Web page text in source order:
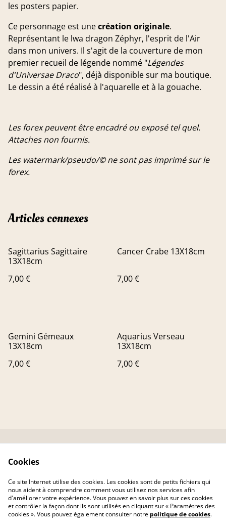
les posters papier.
Ce personnage est unecréation originale.
Représentant le lwa dragon Zéphyr, l'esprit de l'Air
dans mon univers. Il s'agit de la couverture de mon
premier recueil de légende nommé "Légendes
d'Universae Draco", déjà disponible sur ma boutique.
Le dessin a été réalisé à l'aquarelle et à la gouache.
Les forex peuvent être encadré ou exposé tel quel.
Attaches non fournis.
Les watermark/pseudo/© ne sont pas imprimé sur le
forex.
Articles connexes
Sagittarius Sagittaire
13X18cm
7,00 €
Cancer Crabe 13X18cm
7,00 €
Gemini Gémeaux
13X18cm
7,00 €
Aquarius Verseau
13X18cm
7,00 €
confidentialité
Politique de cookies
Cookies
Ce site Internet utilise des cookies. Les cookies sont de petits fichiers qui
nous aident à comprendre comment vous utilisez nos services afin
d'améliorer votre expérience. Vous pouvez en savoir plus sur ces cookies
et contrôler la façon dont ils sont utilisés en cliquant sur « Paramètres des
cookies ». Vous pouvez également consulter notre politique de cookies.